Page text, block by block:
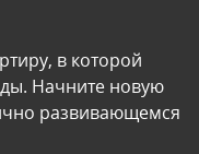
в которой
Начните новую
развивающемся